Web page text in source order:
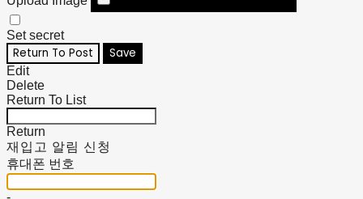
Set secret
Return To Post Save
Edit
Delete
Return To List
Return
재입고 알림 신청
휴대폰 번호